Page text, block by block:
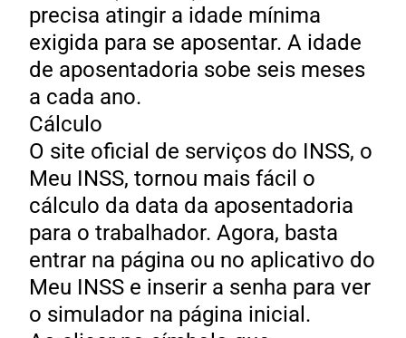
precisa atingir a idade mínima
exigida para se aposentar. A idade
de aposentadoria sobe seis meses
a cada ano.
Cálculo
O site oficial de serviços do INSS, o
Meu INSS, tornou mais fácil o
cálculo da data da aposentadoria
para o trabalhador. Agora, basta
entrar na página ou no aplicativo do
Meu INSS e inserir a senha para ver
o simulador na página inicial.